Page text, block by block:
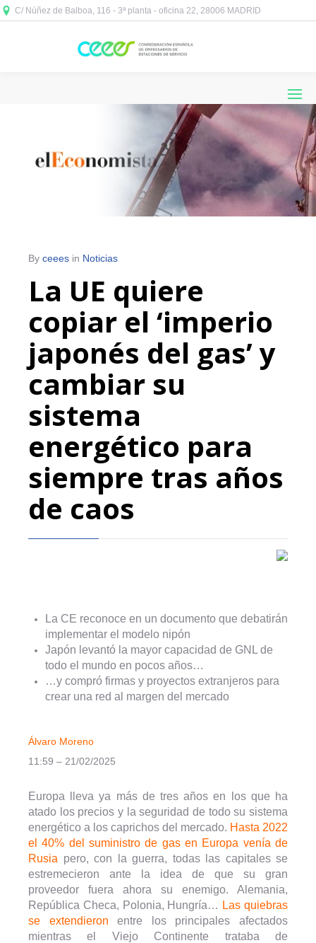
C/ Núñez de Balboa, 116 - 3ª planta - oficina 22, 28006 MADRID
By ceees in Noticias
La UE quiere
copiar el ‘imperio
japonés del gas’ y
cambiar su
sistema
energético para
siempre tras años
de caos
La CE reconoce en un documento que debatirán
implementar el modelo nipón
Japón levantó la mayor capacidad de GNL de
todo el mundo en pocos años…
…y compró firmas y proyectos extranjeros para
crear una red al margen del mercado
Álvaro Moreno
11:59 – 21/02/2025
Europa lleva ya más de tres años en los que ha
atado los precios y la seguridad de todo su sistema
energético a los caprichos del mercado. Hasta 2022
el 40% del suministro de gas en Europa venía de
Rusia pero, con la guerra, todas las capitales se
estremecieron ante la idea de que su gran
proveedor fuera ahora su enemigo. Alemania,
República Checa, Polonia, Hungría… Las quiebras
se extendieronentre los principales afectados
mientras el Viejo Continente trataba de